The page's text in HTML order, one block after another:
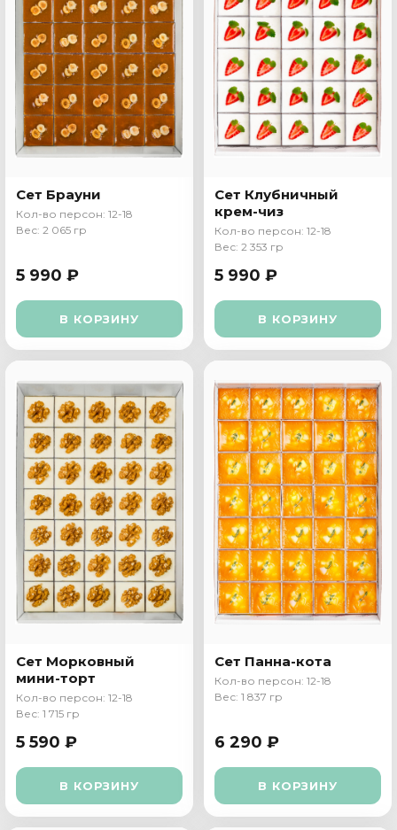
Сет Брауни
Кол-во персон: 12-18
Вес: 2 065 гр
5 990 ₽
В КОРЗИНУ
Сет Клубничный
крем-чиз
Кол-во персон: 12-18
Вес: 2 353 гр
5 990 ₽
В КОРЗИНУ
Сет Морковный
мини-торт
Кол-во персон: 12-18
Вес: 1 715 гр
5 590 ₽
В КОРЗИНУ
Сет Панна-кота
Кол-во персон: 12-18
Вес: 1 837 гр
6 290 ₽
В КОРЗИНУ